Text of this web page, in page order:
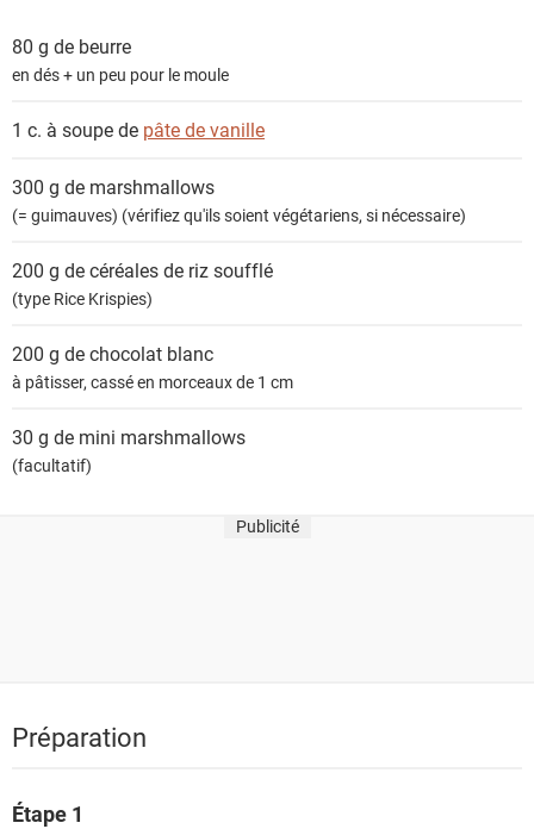
i
e
n
s
80 g de beurre
en dés + un peu pour le moule
1 c. à soupe de pâte de vanille
300 g de marshmallows
(= guimauves) (vérifiez qu'ils soient végétariens, si nécessaire)
200 g decéréales de riz soufflé
(type Rice Krispies)
200 g dechocolat blanc
à pâtisser, cassé en morceaux de 1 cm
30 g de mini marshmallows
(facultatif)
Publicité
Préparation
Étape 1